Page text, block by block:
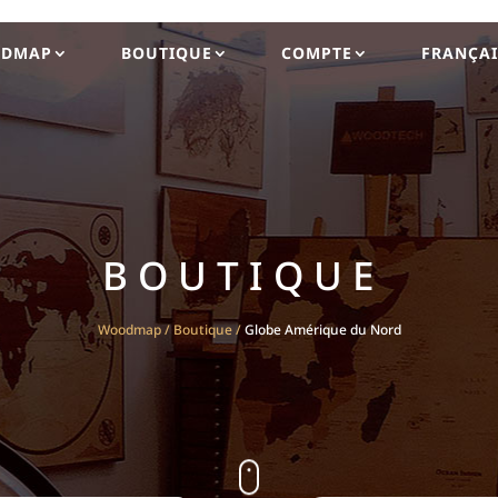
BOUTIQUE COMPTE
BOUTIQUE
Woodmap/Boutique/Globe Amérique du Nord